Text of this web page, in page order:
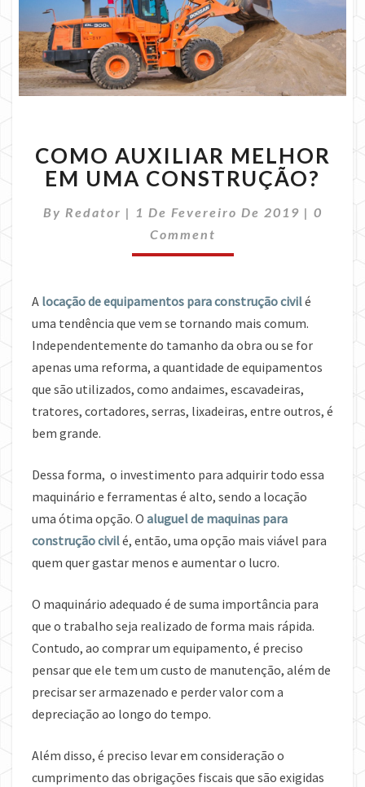
AUXILIAR
MELHOR
EM
UMA
COMO AUXILIAR MELHOR
EM UMA CONSTRUÇÃO?
By Redator | 1 De Fevereiro De 2019 | 0
Comment
A locação de equipamentos para construção civilé
uma tendência que vem se tornando mais comum.
Independentemente do tamanho da obra ou se for
apenas uma reforma, a quantidade de equipamentos
que são utilizados, como andaimes, escavadeiras,
tratores, cortadores, serras, lixadeiras, entre outros, é
bem grande.
Dessa forma, o investimento para adquirir todo essa
maquinário e ferramentas é alto, sendo a locação
uma ótima opção. O aluguel de maquinas para
construção civilé, então, uma opção mais viável para
quem quer gastar menos e aumentar o lucro.
O maquinário adequado é de suma importância para
que o trabalho seja realizado de forma mais rápida.
Contudo, ao comprar um equipamento, é preciso
pensar que ele tem um custo de manutenção, além de
precisar ser armazenado e perder valor com a
depreciação ao longo do tempo.
Além disso, é preciso levar em consideração o
cumprimento das obrigações fiscais que são exigidas